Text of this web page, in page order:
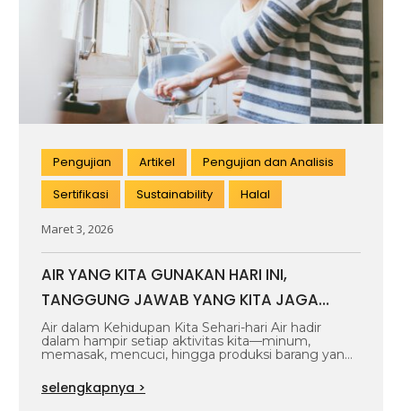
Pengujian Artikel
Pengujian dan Analisis
Sertifikasi
Sustainability Halal
Maret 3, 2026
AIR YANG KITA GUNAKAN HARI INI,
TANGGUNG JAWAB YANG KITA JAGA
BERSAMA
Air dalam Kehidupan Kita Sehari-hari Air hadir
dalam hampir setiap aktivitas kita—minum,
memasak, mencuci, hingga produksi barang yang
selengkapnya >